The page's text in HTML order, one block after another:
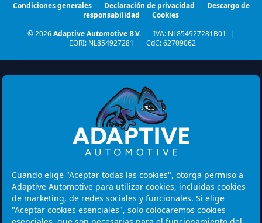
Cuando elige "Aceptar todas las cookies", otorga permiso a
Adaptive Automotive para utilizar cookies, incluidas cookies
de marketing, de redes sociales y funcionales. Si elige
"Aceptar cookies esenciales", solo colocaremos cookies
Condiciones generales | Declaración de privacidad |
Descargo de
responsabilidad
| Cookies
© 2026Adaptive Automotive B.V. | IVA: NL854927281B01
|
EORI: NL854927281
| CdC: 62709062
Watermolen 29
Netherlands
Horario de apertura:
Tenga en cuenta: Las visitas son solo con cita previa.